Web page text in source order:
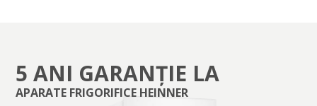
5 ANI GARANȚIE LA
APARATE FRIGORIFICE HEINNER